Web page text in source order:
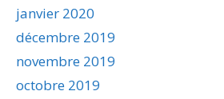
janvier 2020
décembre 2019
novembre 2019
octobre 2019